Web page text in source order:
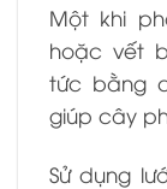
Một khi
hoặc vết
tức bằng
giúp cây
Sử dụng